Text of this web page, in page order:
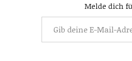
Melde dich